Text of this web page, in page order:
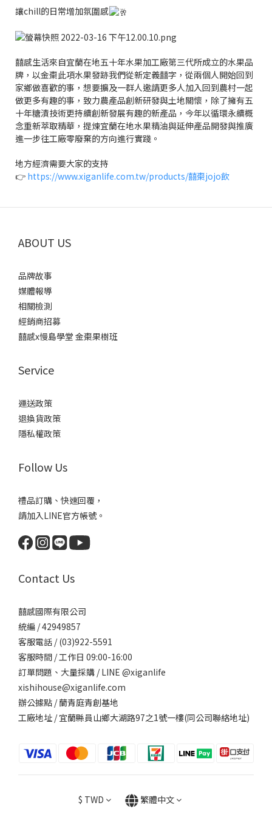
讓chill的日常增加氛圍感
囍感生活來自宜蘭在地五十年水果加工廠第三代所成立的水果品
牌，以金棗此項水果發跡我們從新定義囍字，從兩個人開始回到
家鄉做喜歡的事，想要擴及一群人邀請更多人加入回到農村一起
做更多有趣的事，致力農產品創新研發與土地關懷，除了擁有五
十年糖漬技術更持續創新發展有趣的新產品，今年以循環永續概
念重新萃取精華，提煉宜蘭在地水果精油與延伸產品開發與推廣
進一步往工廠零廢棄的方向進行實踐。
地方經濟需要大家的支持
👉 https://www.xiganlife.com.tw/products/囍棗jojo飲
ABOUT US
品牌故事
媒體報導
相關檢測
經銷商招募
囍感x慢島學堂 金棗果樹班
Service
運送政策
退換貨政策
隱私權政策
Follow Us
禮品訂購、快速回覆，
請加入LINE官方帳號。
Contact Us
囍感國際有限公司
統編 / 42949857
客服電話 / (03)922-5591
客服時間 / 工作日 09:00-16:00
訂單問題、大量採購 / LINE @xiganlife
xishihouse@xiganlife.com
辦公據點 / 蘭青庭青創基地
工廠地址 / 宜蘭縣員山鄉大湖路97之1號一樓(同公司聯絡地址)
$ TWD 繁體中文